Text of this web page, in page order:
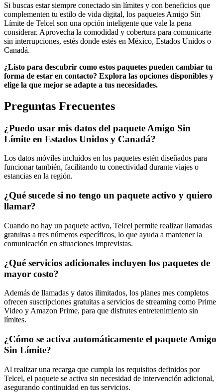
Si buscas estar siempre conectado sin límites y con beneficios que
complementen tu estilo de vida digital, los paquetes Amigo Sin
Límite de Telcel son una opción inteligente que vale la pena
considerar. Aprovecha la comodidad y cobertura para comunicarte
sin interrupciones, estés donde estés en México, Estados Unidos o
Canadá.
¿Listo para descubrir como estos paquetes pueden cambiar tu
forma de estar en contacto? Explora las opciones disponibles y
elige la que mejor se adapte a tus necesidades.
Preguntas Frecuentes
¿Puedo usar mis datos del paquete Amigo Sin
Límite en Estados Unidos y Canadá?
Los datos móviles incluidos en los paquetes estén diseñados para
funcionar también, facilitando tu conectividad durante viajes o
estancias en la región.
¿Qué sucede si no tengo un paquete activo y quiero
llamar?
Cuando no hay un paquete activo, Telcel permite realizar llamadas
gratuitas a tres números específicos, lo que ayuda a mantener la
comunicación en situaciones imprevistas.
¿Qué servicios adicionales incluyen los paquetes de
mayor costo?
Además de llamadas y datos ilimitados, los planes mes completos
ofrecen suscripciones gratuitas a servicios de streaming como Prime
Video y Amazon Prime, para que disfrutes entretenimiento sin
límites.
¿Cómo se activa automáticamente el paquete Amigo
Sin Límite?
Al realizar una recarga que cumpla los requisitos definidos por
Telcel, el paquete se activa sin necesidad de intervención adicional,
asegurando continuidad en tus servicios.